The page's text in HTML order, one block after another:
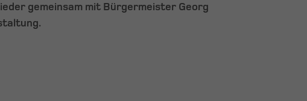
gemeinsam mit Bürgermeister Georg